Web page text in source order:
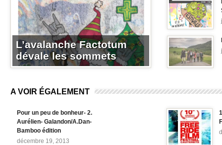
L’avalanche Factotum
dévale les sommets
A VOIR ÉGALEMENT
Pour un peu de bonheur- 2.
Aurélien- Galandon/A.Dan-
Bamboo édition
décembre 19, 2013